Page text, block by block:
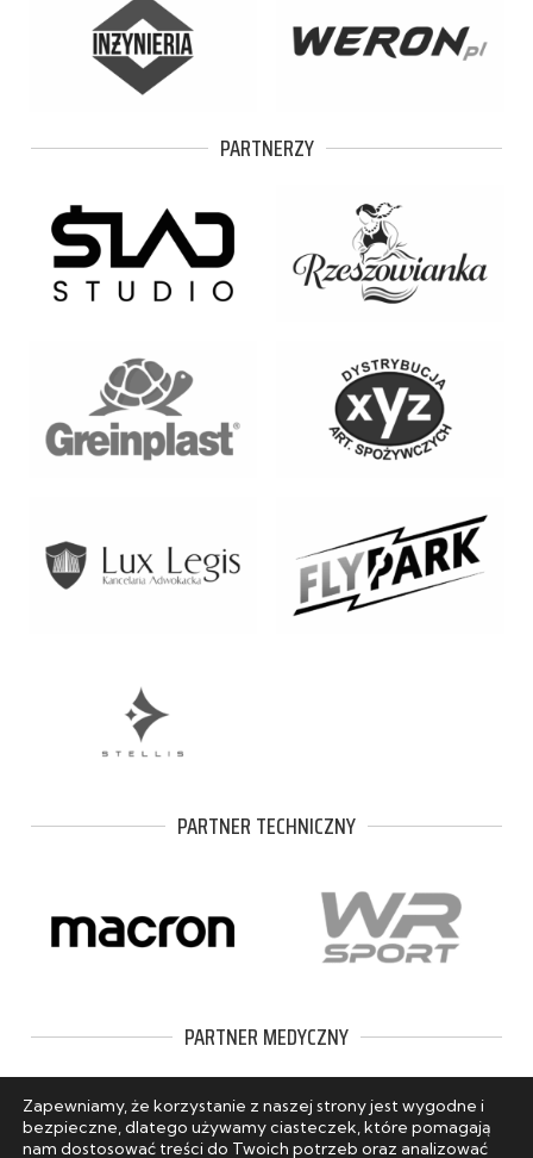
PARTNERZY
PARTNER TECHNICZNY
PARTNER MEDYCZNY
Zapewniamy, że korzystanie z naszej strony jest wygodne i
bezpieczne, dlatego używamy ciasteczek, które pomagają
nam dostosować treści do Twoich potrzeb oraz analizować